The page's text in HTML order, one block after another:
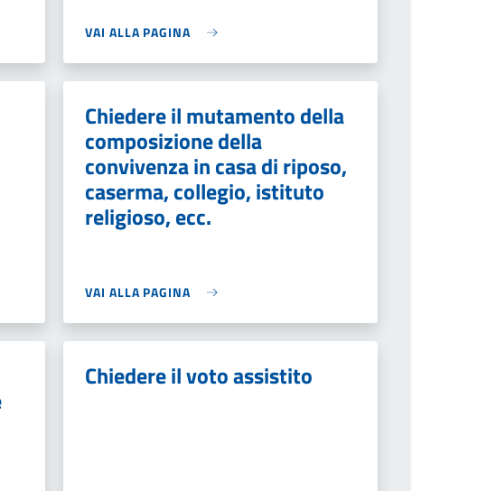
VAI ALLA PAGINA
Chiedere il mutamento della
composizione della
convivenza in casa di riposo,
caserma, collegio, istituto
religioso, ecc.
VAI ALLA PAGINA
Chiedere il voto assistito